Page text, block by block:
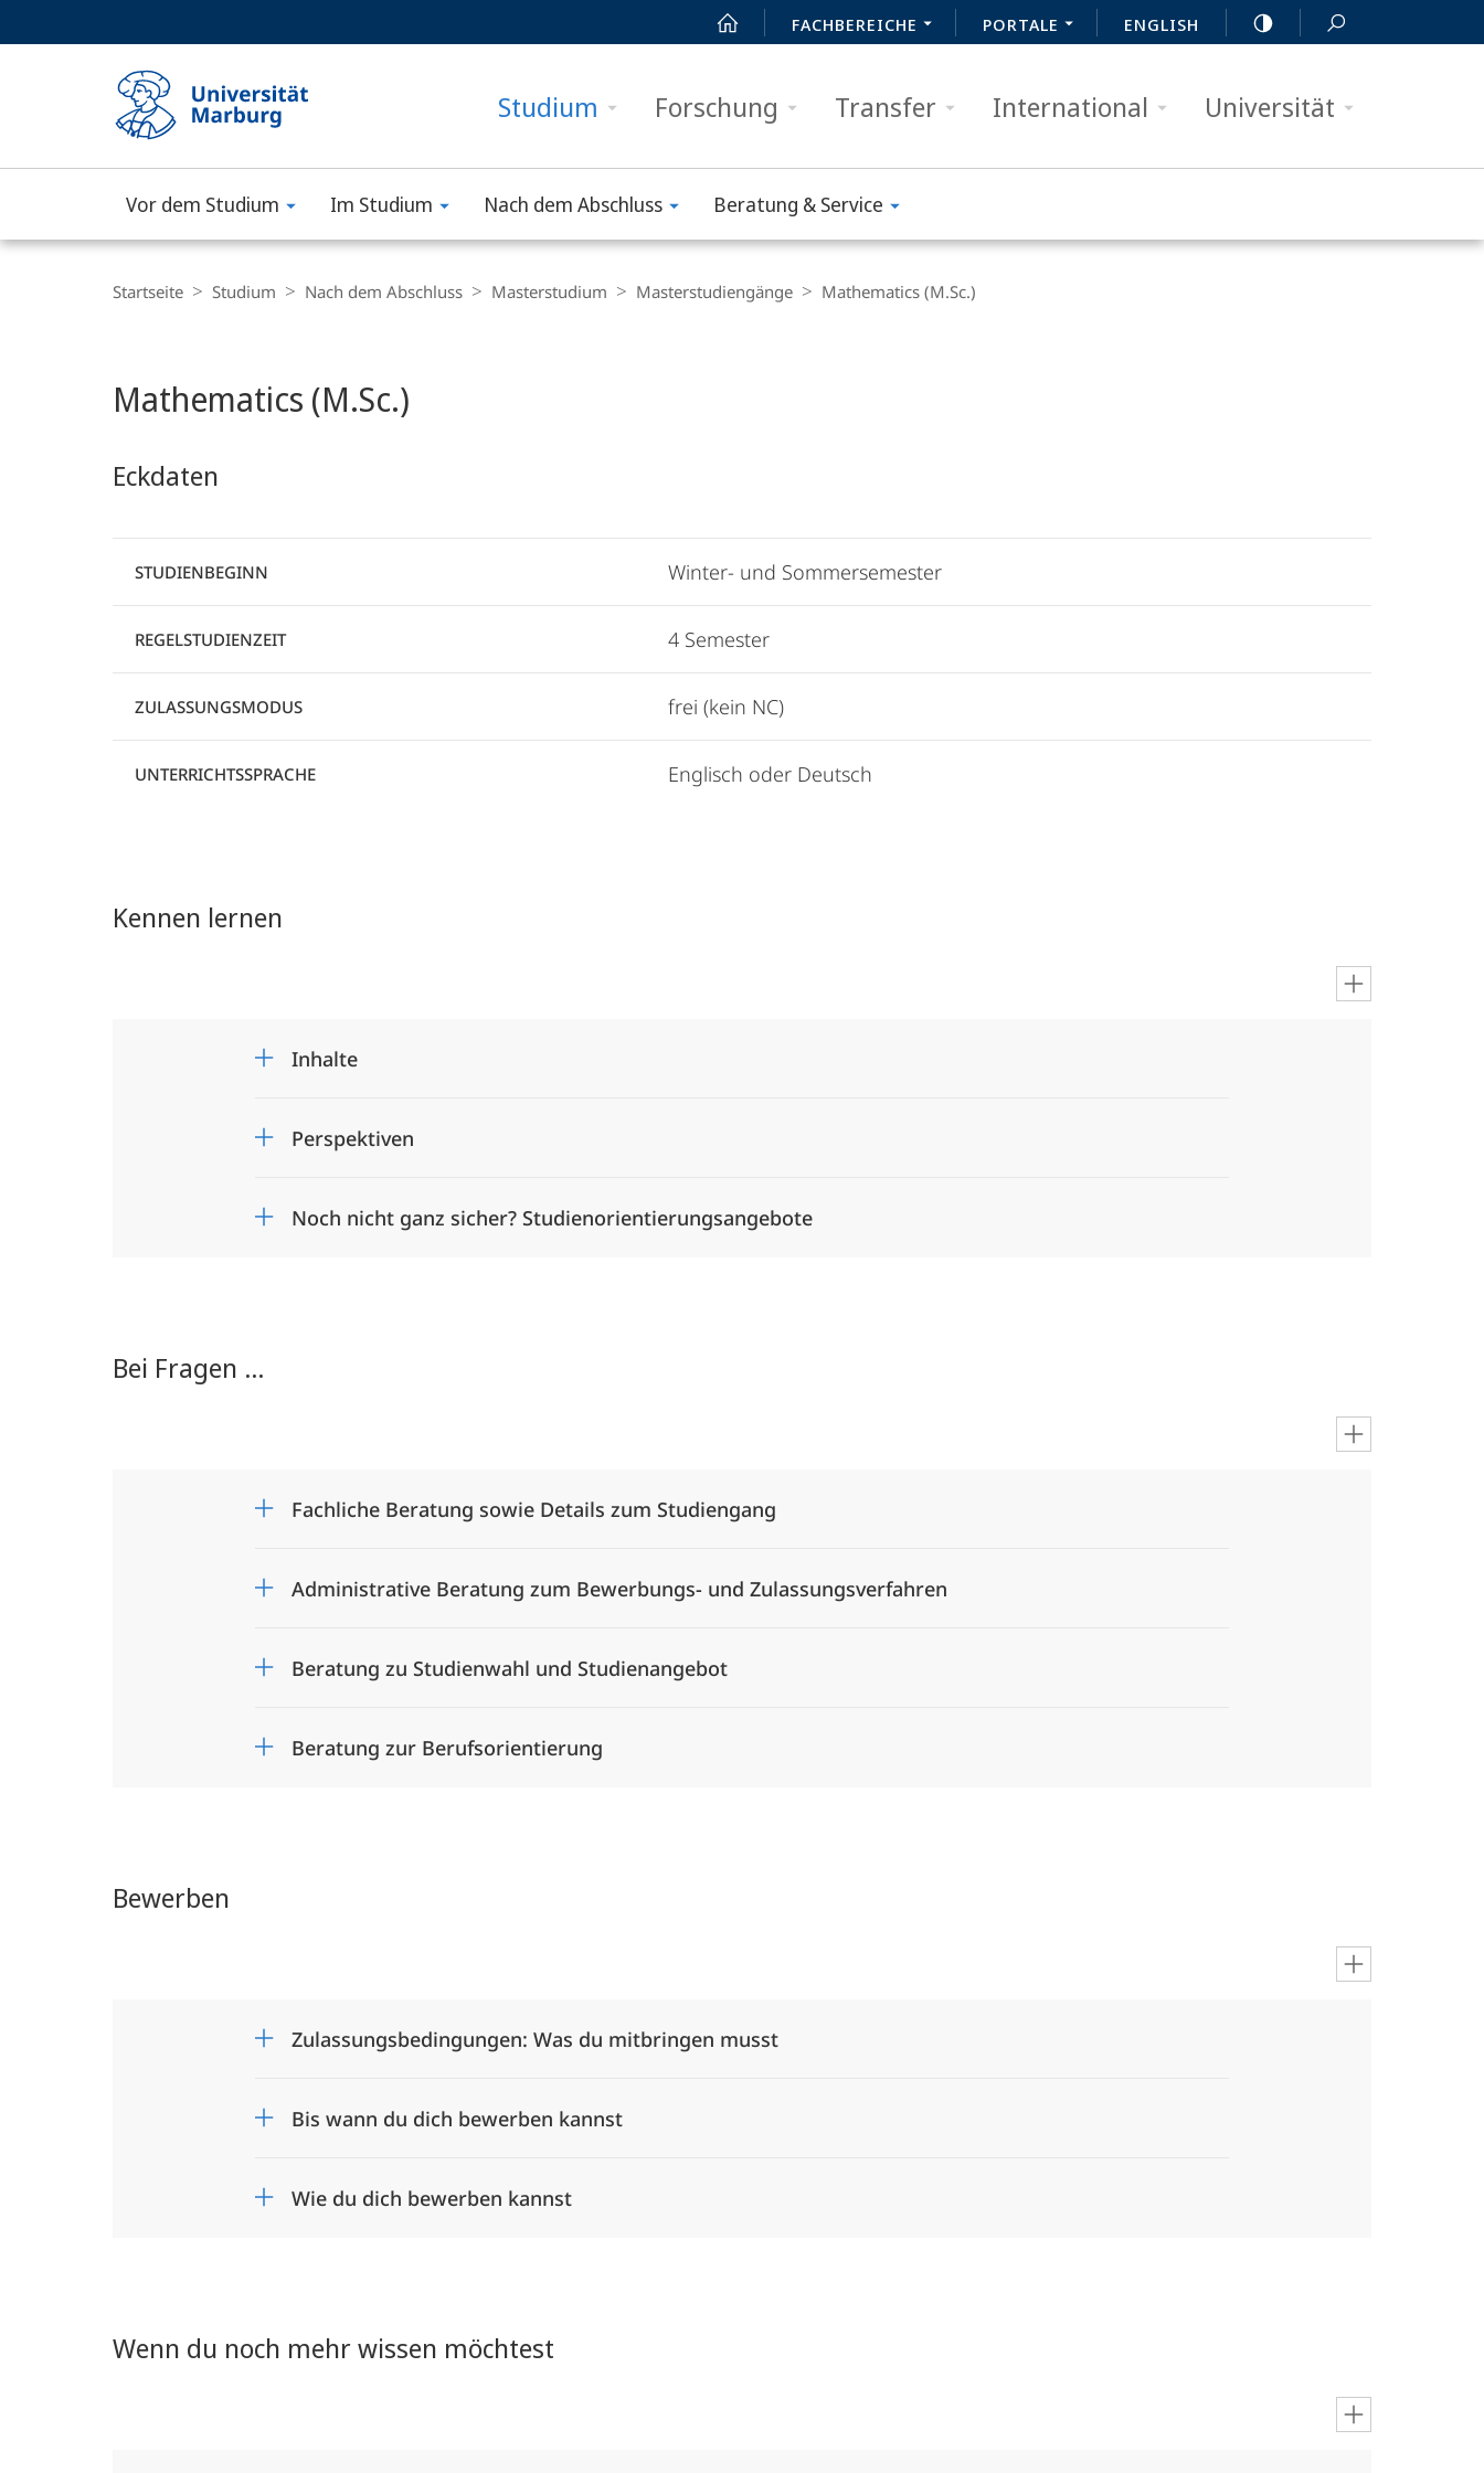
FACHBEREICHE PORTALE ENGLISH
Studium Forschung Transfer International Universität
Philipps-
Universität
Marburg
Vor dem Studium Im Studium Nach dem Abschluss Beratung & Service
Navigation
Startseite Studium Nach dem Abschluss Masterstudium Masterstudiengänge Mathematics (M.Sc.)
Mathematics (M.Sc.)
Eckdaten
STUDIENBEGINN Winter- und Sommersemester
REGELSTUDIENZEIT 4 Semester
ZULASSUNGSMODUS frei (kein NC)
UNTERRICHTSSPRACHE Englisch oder Deutsch
Kennen lernen
Inhalte
Perspektiven
Noch nicht ganz sicher? Studienorientierungsangebote
Bei Fragen ...
Fachliche Beratung sowie Details zum Studiengang
Administrative Beratung zum Bewerbungs- und Zulassungsverfahren
Beratung zu Studienwahl und Studienangebot
Beratung zur Berufsorientierung
Bewerben
Zulassungsbedingungen: Was du mitbringen musst
Bis wann du dich bewerben kannst
Wie du dich bewerben kannst
Wenn du noch mehr wissen möchtest